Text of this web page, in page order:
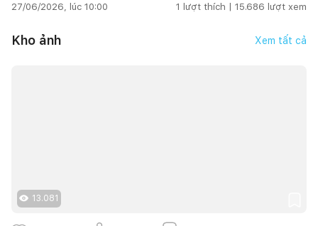
27/06/2026, lúc 10:00 1 lượt thích | 15.686 lượt xem
Kho ảnh Xem tất cả
13.081